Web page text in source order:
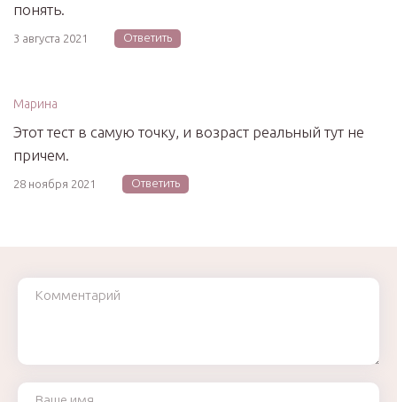
понять.
3 августа 2021 Ответить
Марина
Этот тест в самую точку, и возраст реальный тут не
причем.
28 ноября 2021 Ответить
Комментарий
Ваше имя